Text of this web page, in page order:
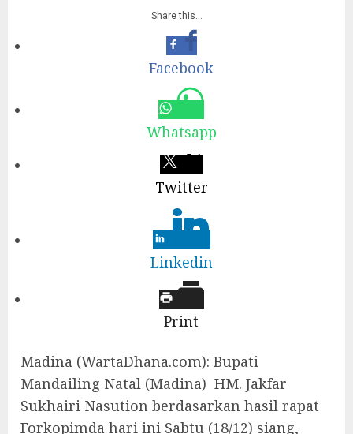
Share this…
Facebook
Whatsapp
Twitter
Linkedin
Print
Madina (WartaDhana.com): Bupati
Mandailing Natal (Madina) HM. Jakfar
Sukhairi Nasution berdasarkan hasil rapat
Forkopimda hari ini Sabtu (18/12) siang,